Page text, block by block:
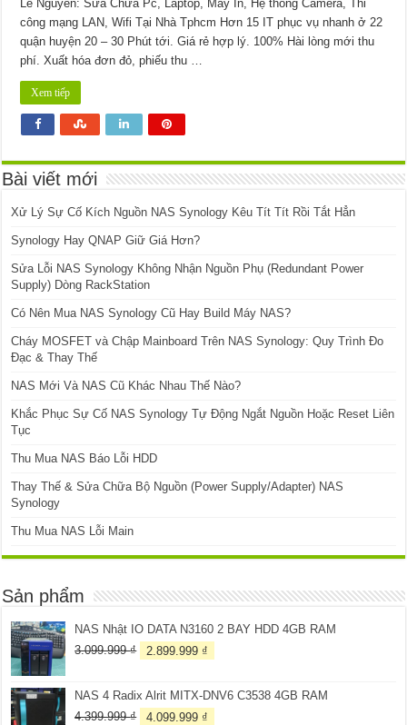
Lê Nguyễn: Sửa Chữa Pc, Laptop, Máy In, Hệ thống Camera, Thi
công mạng LAN, Wifi Tại Nhà Tphcm Hơn 15 IT phục vụ nhanh ở 22
quận huyện 20 – 30 Phút tới. Giá rẻ hợp lý. 100% Hài lòng mới thu
phí. Xuất hóa đơn đỏ, phiếu thu …
Xem tiếp
Bài viết mới
Xử Lý Sự Cố Kích Nguồn NAS Synology Kêu Tít Tít Rồi Tắt Hẳn
Synology Hay QNAP Giữ Giá Hơn?
Sửa Lỗi NAS Synology Không Nhận Nguồn Phụ (Redundant Power
Supply) Dòng RackStation
Có Nên Mua NAS Synology Cũ Hay Build Máy NAS?
Cháy MOSFET và Chập Mainboard Trên NAS Synology: Quy Trình Đo
Đạc & Thay Thế
NAS Mới Và NAS Cũ Khác Nhau Thế Nào?
Khắc Phục Sự Cố NAS Synology Tự Động Ngắt Nguồn Hoặc Reset Liên
Tục
Thu Mua NAS Báo Lỗi HDD
Thay Thế & Sửa Chữa Bộ Nguồn (Power Supply/Adapter) NAS
Synology
Thu Mua NAS Lỗi Main
Sản phẩm
NAS Nhật IO DATA N3160 2 BAY HDD 4GB RAM
3.099.999₫
Giá
3.099.999 ₫.
2.899.999 ₫
là:
NAS 4 Radix Alrit MITX-DNV6 C3538 4GB RAM
4.399.999₫
Giá
4.099.999 ₫